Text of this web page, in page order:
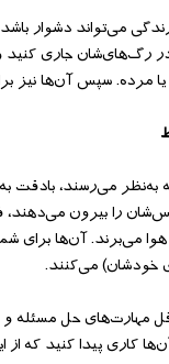
زندگی می‌تواند دشوار
رگ‌های‌شان جاری کنید
مرده. سپس آن‌ها نیز
می‌رسند، بادقت
را بیرون می‌دهند،
می‌برند. آن‌ها برای
خودشان) می‌کنند.
مهارت‌های حل مسئله و
کاری پیدا کنید که از